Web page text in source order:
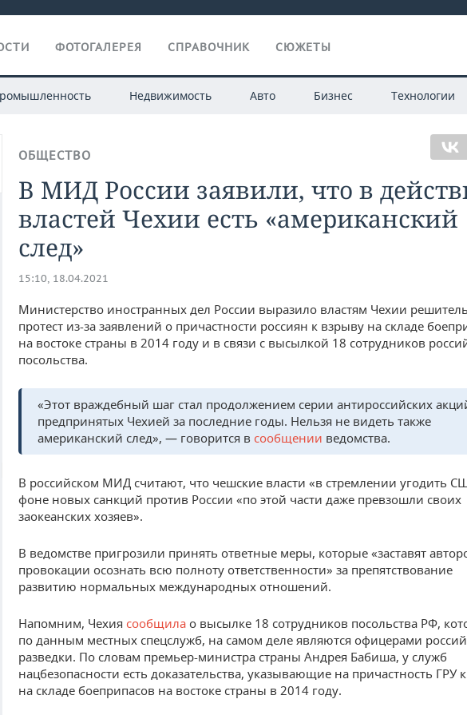
ФОТОГАЛЕРЕЯ СПРАВОЧНИК СЮЖЕТЫ
Недвижимость Авто Бизнес Технологии
ОБЩЕСТВО
В МИД России заявили, что в
властей Чехии есть «американский
след»
15:10, 18.04.2021
Министерство иностранных дел России выразило властям Чехии
протест из-за заявлений о причастности россиян к взрыву на складе
на востоке страны в 2014 году и в связи с высылкой 18 сотрудников
посольства.
«Этот враждебный шаг стал продолжением серии антироссийских
предпринятых Чехией за последние годы. Нельзя не видеть также
американский след», — говорится в сообщении ведомства.
В российском МИД считают, что чешские власти «в стремлении угодить
фоне новых санкций против России «по этой части даже превзошли своих
заокеанских хозяев».
В ведомстве пригрозили принять ответные меры, которые «заставят
провокации осознать всю полноту ответственности» за препятствование
развитию нормальных международных отношений.
Напомним, Чехия сообщила о высылке 18 сотрудников посольства РФ,
по данным местных спецслужб, на самом деле являются офицерами
разведки. По словам премьер-министра страны Андрея Бабиша, у служб
нацбезопасности есть доказательства, указывающие на причастность ГРУ
на складе боеприпасов на востоке страны в 2014 году.